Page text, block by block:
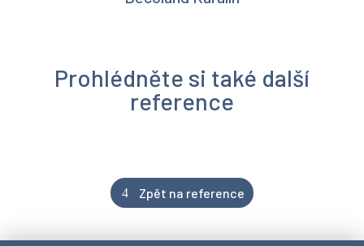
Prohlédněte si také další
reference
Zpět na reference